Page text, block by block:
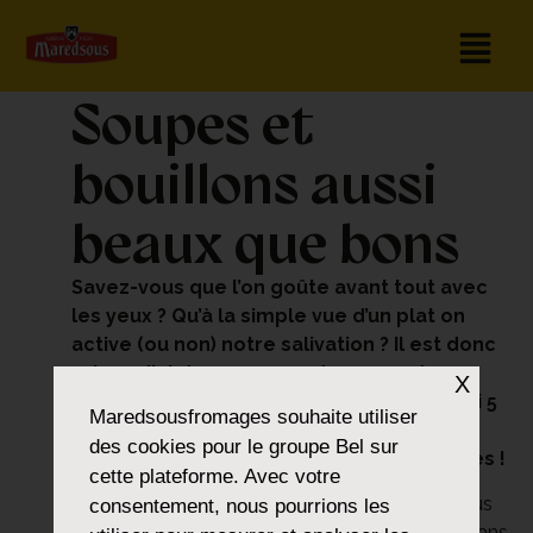
Soupes et
bouillons aussi
beaux que bons
Savez-vous que l’on goûte avant tout avec
les yeux ? Qu’à la simple vue d’un plat on
active (ou non) notre salivation ? Il est donc
primordial de penser au dressage de vos
soupes, bouillons et autres potages. Voici 5
idées déco toutes simples pour vous
mettre en appétit. Par ici les belles soupes !
Votre bouillon n’a pas lacouleur
que vous
X
Maredsousfromages souhaite utiliser
des cookies pour le groupe Bel sur
cette plateforme. Avec votre
consentement, nous pourrions les